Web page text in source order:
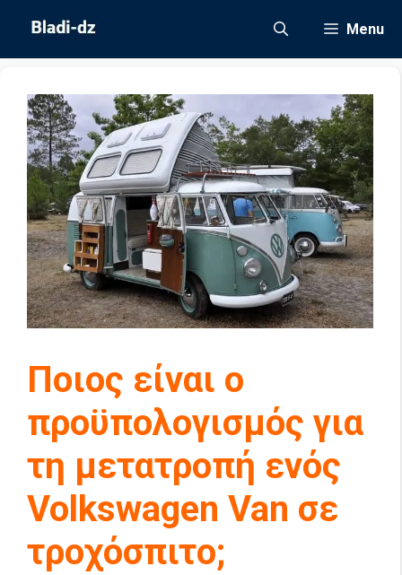
περιεχόμενο
Menu
Ποιος είναι ο
προϋπολογισμός για
τη μετατροπή ενός
Volkswagen Van σε
τροχόσπιτο;